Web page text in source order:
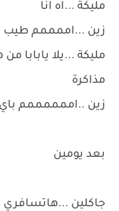
مليكة ...اه انا
زين ...اممممم طيب
مليكة ...يلا يابابا
مذاكرة
زين ..اممممممم
بعد يومين
جاكلين ...هاتسافري